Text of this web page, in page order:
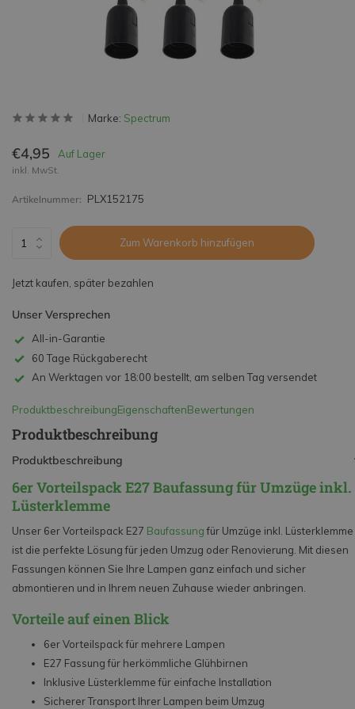
Marke: Spectrum
€4,95 Auf Lager
inkl. MwSt.
Artikelnummer: PLX152175
Zum Warenkorb hinzufügen
Jetzt kaufen, später bezahlen
Unser Versprechen
All-in-Garantie
60 Tage Rückgaberecht
An Werktagen vor 18:00 bestellt, am selben Tag versendet
ProduktbeschreibungEigenschaftenBewertungen
Produktbeschreibung
Produktbeschreibung
6er Vorteilspack E27 Baufassung für Umzüge inkl.
Lüsterklemme
Unser 6er Vorteilspack E27 Baufassungfür Umzüge inkl. Lüsterklemme
ist die perfekte Lösung für jeden Umzug oder Renovierung. Mit diesen
Fassungen können Sie Ihre Lampen ganz einfach und sicher
abmontieren und in Ihrem neuen Zuhause wieder anbringen.
Vorteile auf einen Blick
6er Vorteilspack für mehrere Lampen
E27 Fassung für herkömmliche Glühbirnen
Inklusive Lüsterklemme für einfache Installation
Sicherer Transport Ihrer Lampen beim Umzug